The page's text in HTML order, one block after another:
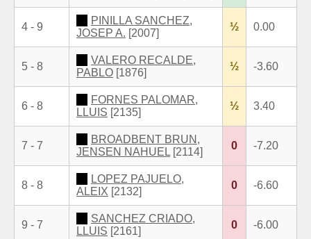
4 - 9
PINILLA SANCHEZ,
JOSEP A. [2007]
½ 0.00
5 - 8
VALERO RECALDE,
PABLO [1876]
½ -3.60
6 - 8
FORNES PALOMAR,
LLUIS [2135]
½ 3.40
7 - 7
BROADBENT BRUN,
JENSEN NAHUEL [2114]
0 -7.20
8 - 8
LOPEZ PAJUELO,
ALEIX [2132]
0 -6.60
9 - 7
SANCHEZ CRIADO,
LLUIS [2161]
0 -6.00